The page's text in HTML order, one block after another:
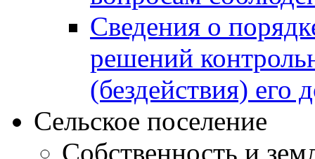
Сведения о
решений
(бездействия) его
Сельское поселение
Собственность и